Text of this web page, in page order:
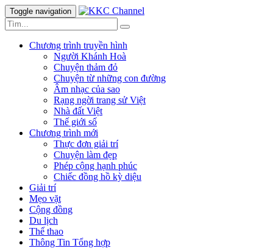
Toggle navigation
Chương trình truyền hình
Người Khánh Hoà
Chuyện thảm đỏ
Chuyện từ những con đường
Âm nhạc của sao
Rạng ngời trang sử Việt
Nhà đất Việt
Thế giới số
Chương trình mới
Thực đơn giải trí
Chuyện làm đẹp
Phép cộng hạnh phúc
Chiếc đồng hồ kỳ diệu
Giải trí
Mẹo vặt
Cộng đồng
Du lịch
Thể thao
Thông Tin Tổng hợp